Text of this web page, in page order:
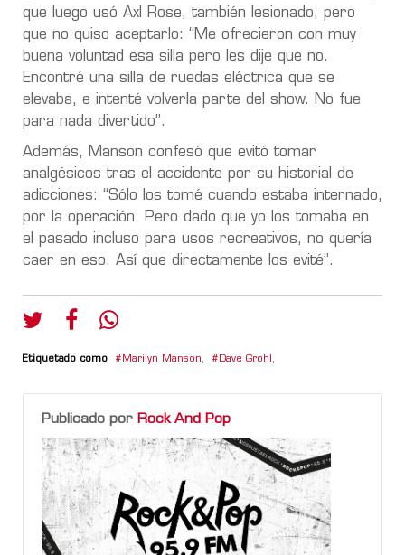
que luego usó Axl Rose, también lesionado, pero
que no quiso aceptarlo: “Me ofrecieron con muy
buena voluntad esa silla pero les dije que no.
Encontré una silla de ruedas eléctrica que se
elevaba, e intenté volverla parte del show. No fue
para nada divertido”.
Además, Manson confesó que evitó tomar
analgésicos tras el accidente por su historial de
adicciones: “Sólo los tomé cuando estaba internado,
por la operación. Pero dado que yo los tomaba en
el pasado incluso para usos recreativos, no quería
caer en eso. Así que directamente los evité”.
Etiquetado como Marilyn Manson, Dave Grohl ,
Publicado por Rock And Pop